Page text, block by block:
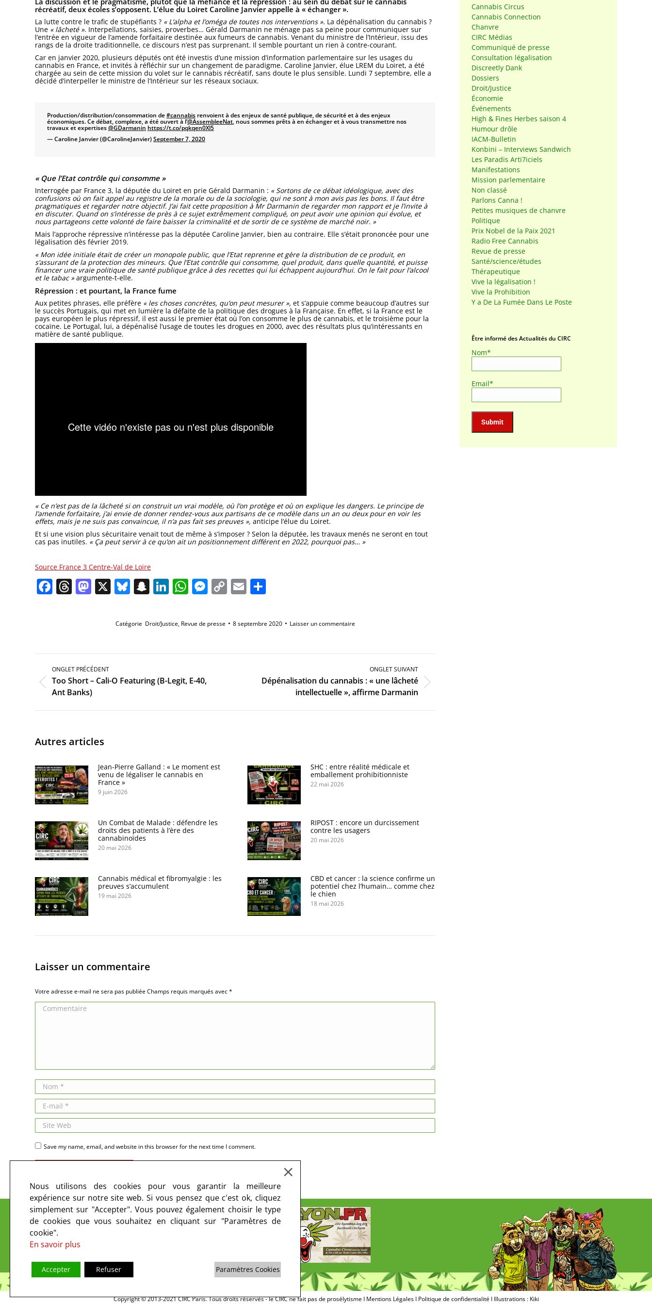
récréatif, deux écoles s’opposent. L’élue du Loiret Caroline Janvier appelle à « échanger ».
La lutte contre le trafic de stupéfiants ? « L’alpha et l’oméga de toutes nos interventions ». La dépénalisation du cannabis ?
Une « lâcheté ». Interpellations, saisies, proverbes… Gérald Darmanin ne ménage pas sa peine pour communiquer sur
l’entrée en vigueur de l’amende forfaitaire destinée aux fumeurs de cannabis. Venant du ministre de l’Intérieur, issu des
rangs de la droite traditionnelle, ce discours n’est pas surprenant. Il semble pourtant un rien à contre-courant.
Car en janvier 2020, plusieurs députés ont été investis d’une mission d’information parlementaire sur les usages du
cannabis en France, et invités à réfléchir sur un changement de paradigme. Caroline Janvier, élue LREM du Loiret, a été
chargée au sein de cette mission du volet sur le cannabis récréatif, sans doute le plus sensible. Lundi 7 septembre, elle a
décidé d’interpeller le ministre de l’Intérieur sur les réseaux sociaux.
Production/distribution/consommation de#cannabis renvoient à des enjeux de santé publique, de sécurité et à des enjeux
économiques. Ce débat, complexe, a été ouvert à l’@AssembleeNat, nous sommes prêts à en échanger et à vous transmettre nos
travaux et expertises@GDarmanin https://t.co/pqkqen0Xl5
— Caroline Janvier (@CarolineJanvier)September 7, 2020
« Que l’Etat contrôle qui consomme »
Interrogée par France 3, la députée du Loiret en prie Gérald Darmanin : « Sortons de ce débat idéologique, avec des
confusions où on fait appel au registre de la morale ou de la sociologie, qui ne sont à mon avis pas les bons. Il faut être
pragmatiques et regarder notre objectif. J’ai fait cette proposition à Mr Darmanin de regarder mon rapport et je l’invite à
en discuter. Quand on s’intéresse de près à ce sujet extrêmement compliqué, on peut avoir une opinion qui évolue, et
nous partageons cette volonté de faire baisser la criminalité et de sortir de ce système de marché noir. »
Mais l’approche répressive n’intéresse pas la députée Caroline Janvier, bien au contraire. Elle s’était prononcée pour une
légalisation dès février 2019.
« Mon idée initiale était de créer un monopole public, que l’Etat reprenne et gère la distribution de ce produit, en
s’assurant de la protection des mineurs. Que l’Etat contrôle qui consomme, quel produit, dans quelle quantité, et puisse
financer une vraie politique de santé publique grâce à des recettes qui lui échappent aujourd’hui. On le fait pour l’alcool
et le tabac »argumente-t-elle.
Répression : et pourtant, la France fume
Aux petites phrases, elle préfère « les choses concrètes, qu’on peut mesurer », et s’appuie comme beaucoup d’autres sur
le succès Portugais, qui met en lumière la défaite de la politique des drogues à la Française. En effet, si la France est le
pays européen le plus répressif, il est aussi le premier état où l’on consomme le plus de cannabis, et le troisième pour la
cocaïne. Le Portugal, lui, a dépénalisé l’usage de toutes les drogues en 2000, avec des résultats plus qu’intéressants en
matière de santé publique.
« Ce n’est pas de la lâcheté si on construit un vrai modèle, où l’on protège et où on explique les dangers. Le principe de
l’amende forfaitaire, j’ai envie de donner rendez-vous aux partisans de ce modèle dans un an ou deux pour en voir les
effets, mais je ne suis pas convaincue, il n’a pas fait ses preuves », anticipe l’élue du Loiret.
Et si une vision plus sécuritaire venait tout de même à s’imposer ? Selon la députée, les travaux menés ne seront en tout
cas pas inutiles. « Ça peut servir à ce qu’on ait un positionnement différent en 2022, pourquoi pas… »
Source France 3 Centre-Val de Loire
Facebook
Threads
Mastodon
X Bluesky
Snapchat
LinkedIn
WhatsApp
Messenger
Copy
Link
Email
Catégorie Droit/Justice, Revue de presse 8 septembre 2020 Laisser un commentaire
Navigation
commentaire
ONGLET PRÉCÉDENT
Onglet
précédent
Too Short – Cali-O Featuring (B-Legit, E-40,
Ant Banks)
ONGLET SUIVANT
OngletDépénalisation du cannabis : « une lâcheté
intellectuelle », affirme Darmanin
Autres articles
Jean-Pierre Galland : « Le moment est
venu de légaliser le cannabis en
France »
9 juin 2026
SHC : entre réalité médicale et
emballement prohibitionniste
22 mai 2026
Un Combat de Malade : défendre les
droits des patients à l’ère des
cannabinoïdes
20 mai 2026
RIPOST : encore un durcissement
contre les usagers
20 mai 2026
Cannabis médical et fibromyalgie : les
preuves s’accumulent
19 mai 2026
CBD et cancer : la science confirme un
potentiel chez l’humain… comme chez
le chien
18 mai 2026
Laisser un commentaire
Votre adresse e-mail ne sera pas publiée Champs requis marqués avec*
Commentaire
Nom *
E-mail *
Site Web
Save my name, email, and website in this browser for the next time I comment.
Cannabis Circus
Cannabis Connection
Chanvre
CIRC Médias
Communiqué de presse
Consultation légalisation
Discreetly Dank
Dossiers
Droit/Justice
Économie
Événements
High & Fines Herbes saison 4
Humour drôle
IACM-Bulletin
Konbini – Interviews Sandwich
Les Paradis Arti7iciels
Manifestations
Mission parlementaire
Non classé
Parlons Canna !
Petites musiques de chanvre
Politique
Prix Nobel de la Paix 2021
Radio Free Cannabis
Revue de presse
Santé/science/études
Thérapeutique
Vive la légalisation !
Vive la Prohibition
Y a De La Fumée Dans Le Poste
Être informé des Actualités du CIRC
Nom*
Email*
Le CIRC sur les ondes et sur le web
Copyright © 2013-2021 CIRC Paris. Tous droits réservés - le CIRC ne fait pas de prosélytisme I Mentions LégalesI Politique de confidentialitéI Illustrations : Kiki
Nous utilisons des cookies pour vous garantir la meilleure
expérience sur notre site web. Si vous pensez que c'est ok, cliquez
simplement sur "Accepter". Vous pouvez également choisir le type
de cookies que vous souhaitez en cliquant sur "Paramètres de
cookie".
En savoir plus
Accepter Refuser Paramètres Cookies